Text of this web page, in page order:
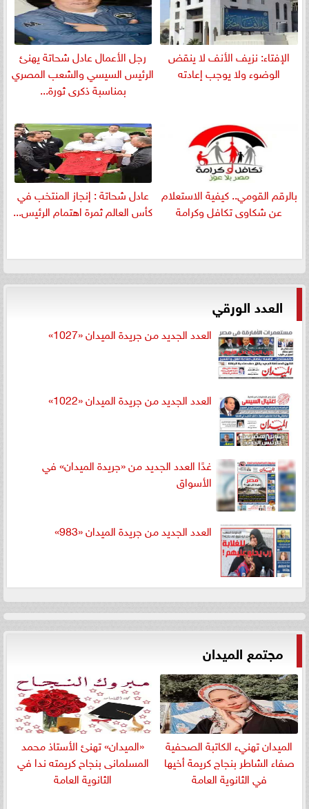
الإفتاء: نزيف الأنف لا ينقض
الوضوء ولا يوجب إعادته
رجل الأعمال عادل شحاتة يهنئ
الرئيس السيسي والشعب المصري
بمناسبة ذكرى ثورة...
بالرقم القومي.. كيفية الاستعلام
عن شكاوى تكافل وكرامة
عادل شحاتة : إنجاز المنتخب في
كأس العالم ثمرة اهتمام الرئيس...
العدد الورقي
العدد الجديد من جريدة الميدان «1027»
العدد الجديد من جريدة الميدان «1022»
غدًا العدد الجديد من «جريدة الميدان» في
الأسواق
العدد الجديد من جريدة الميدان «983»
مجتمع الميدان
الميدان تهنيء الكاتبة الصحفية
صفاء الشاطر بنجاج كريمة أخيها
في الثانوية العامة
«الميدان» تهنئ الأستاذ محمد
المسلمانى بنجاح كريمته ندا في
الثانوية العامة